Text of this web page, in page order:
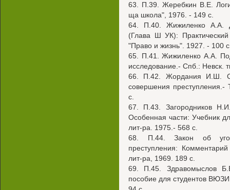
63. П.39. Жеребкин В.Е.
ща школа", 1976. - 149 с.
64. П.40. Жижиленко A.A.
(Глава Ш УК):
"Право и жизнь". 1927. - 100
65. П.41. Жижиленко А.А.
исследование.- Спб.: Невск.
66. П.42. Жордания И.Ш.
совершения
с.
67. П.43. Загородников
Особенная части: Учебник
лит-ра. 1975.- 568 с.
68. П.44. Закон об
преступления:
лит-ра, 1969. 189 с.
69. П.45. Здравомыслов
пособие для студентов